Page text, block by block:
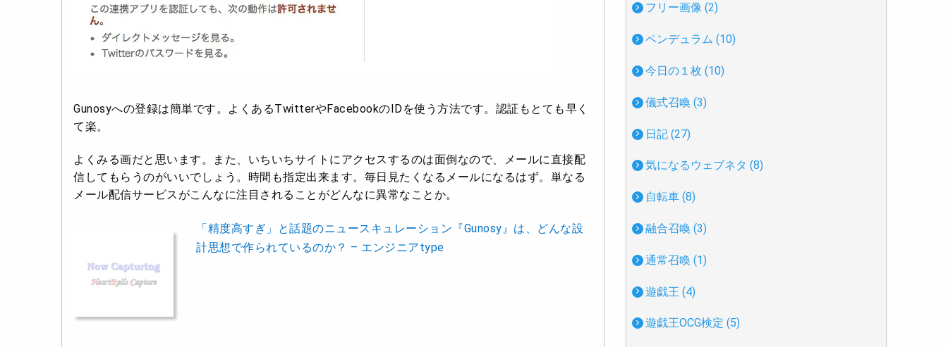
Gunosyへの登録は簡単です。よくあるTwitterやFacebookのIDを使う方法です。認証もとても早く
て楽。
よくみる画だと思います。また、いちいちサイトにアクセスするのは面倒なので、メールに直接配
信してもらうのがいいでしょう。時間も指定出来ます。毎日見たくなるメールになるはず。単なる
メール配信サービスがこんなに注目されることがどんなに異常なことか。
「精度高すぎ」と話題のニュースキュレーション『Gunosy』は、どんな設
計思想で作られているのか？ – エンジニアtype
フリー画像 (2)
ペンデュラム (10)
今日の１枚 (10)
儀式召喚 (3)
日記 (27)
気になるウェブネタ (8)
自転車 (8)
融合召喚 (3)
通常召喚 (1)
遊戯王 (4)
遊戯王OCG検定 (5)